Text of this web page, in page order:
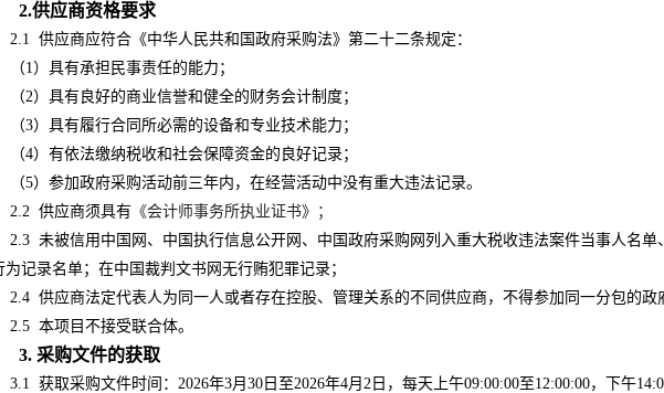
2.供应商资格要求
2.1 供应商应符合《中华人民共和国政府采购法》第二十二条规定：
（1）具有承担民事责任的能力；
（2）具有良好的商业信誉和健全的财务会计制度；
（3）具有履行合同所必需的设备和专业技术能力；
（4）有依法缴纳税收和社会保障资金的良好记录；
（5）参加政府采购活动前三年内，在经营活动中没有重大违法记录。
2.2 供应商须具有 《会计师事务所执业证书》；
2.3 未被信用中国网、中国执行信息公开网、中国政府采购网列入重大税收违法案件当事人名
为记录名单；在中国裁判 文书网无行贿犯罪记录；
2.4 供应商法定代表人为同一人或者存在控股、管理关系的不同供应商，不得参加同一分包的政
2.5 本项目不接受联合体。
3. 采购文件的获取
3.1 获取采购文件时间：2026年3月30日至2026年4月2日，每天上午09:00:00至12:00:00，下午